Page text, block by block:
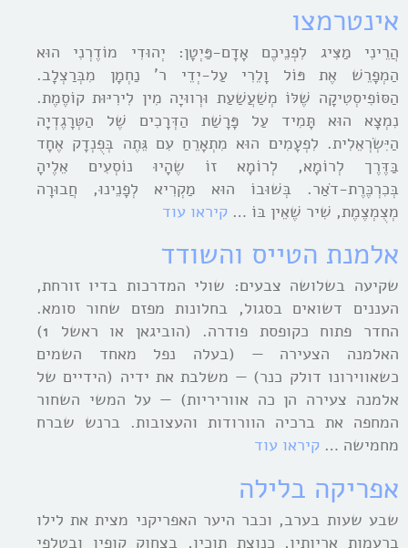
אינטרמצו
הֲרֵינִי מַצִּיג לִפְנֵיכֶם אָדָם-פַּיְטָן: יְהוּדִי מוֹדֶרְנִי הוּא
הַמְפָרֵשׁ אֶת פּוֹל וָלֵרִי עַל-יְדֵי ר’ נַחְמָן מִבְּרַצְלָב.
הַסּוֹפִיסְטִיקָה שֶׁלּוֹ מְשַׁעֲשַׁעַת וּרְווּיָה מִין לִירִיּוּת קוֹסֶמֶת.
נִמְצָא הוּא תָּמִיד עַל פָּרָשַׁת הַדְּרָכִים שֶׁל הַטְּרָגֶדְיָה
הַיִּשְֹרְאֵלִית. לִפְעָמִים הוּא מִתְאָרֵחַ עִם גֵּתֶה בְּפֻנְדָק אֶחָד
בַּדֶּרֶך לְרוֹמָא, לְרוֹמָא זוֹ שֶהָיוּ נוֹסְעִים אֵלֶיהָ
בְּכִרְכֶּרֶת-דֹאַר. בְּשׁוּבוֹ הוּא מַקְרִיא לְפָנֵינוּ, חֲבוּרָה
מְצֻמְצֶמֶת, שִׁיר שֶׁאֵין בּוֹ … קיראו עוד
אלמנת הטייס והשודד
שקיעה בשלושה צבעים: שולי המדרכות בדיו זורחת,
העננים דשואים בסגול, בחלונות מפזם שחור סומא.
החדר פתוח כקופסת פודרה. (הוביגאן או ראשל 1)
האלמנה הצעירה — (בעלה נפל מאחד השמים
כשאווירונו דולק כנר) — משלבת את ידיה (הידיים של
אלמנה צעירה הן כה אווריריות) — על המשי השחור
המחפה את ברכיה הוורודות והעצובות. ברנש שברח
מחמישה … קיראו עוד
אפריקה בלילה
שבע שעות בערב, וכבר היער האפריקני מצית את לילו
ברעמות אריותיו, כנוצת תוכיו, בצחוק קופיו ובטלפי